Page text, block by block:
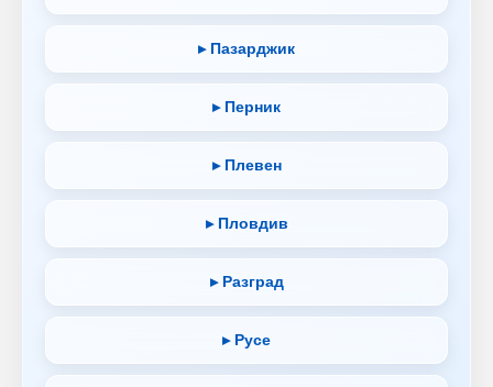
▸ Пазарджик
▸ Перник
▸ Плевен
▸ Пловдив
▸ Разград
▸ Русе